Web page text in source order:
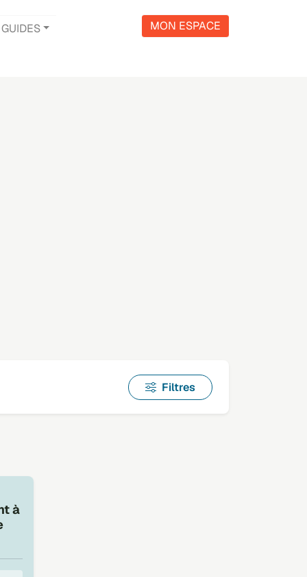
GUIDES MON ESPACE
Filtres
à